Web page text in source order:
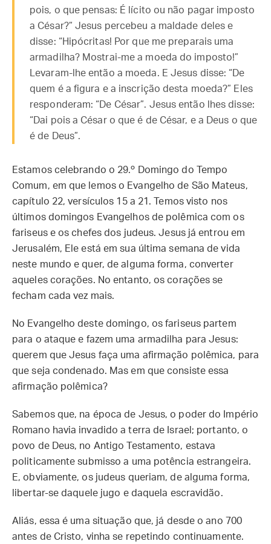
pois, o que pensas: É lícito ou não pagar imposto
a César?” Jesus percebeu a maldade deles e
disse: “Hipócritas! Por que me preparais uma
armadilha? Mostrai-me a moeda do imposto!”
Levaram-lhe então a moeda. E Jesus disse: “De
quem é a figura e a inscrição desta moeda?” Eles
responderam: “De César”. Jesus então lhes disse:
“Dai pois a César o que é de César, e a Deus o que
é de Deus”.
Estamos celebrando o 29.º Domingo do Tempo
Comum, em que lemos o Evangelho de São Mateus,
capítulo 22, versículos 15 a 21. Temos visto nos
últimos domingos Evangelhos de polêmica com os
fariseus e os chefes dos judeus. Jesus já entrou em
Jerusalém, Ele está em sua última semana de vida
neste mundo e quer, de alguma forma, converter
aqueles corações. No entanto, os corações se
fecham cada vez mais.
No Evangelho deste domingo, os fariseus partem
para o ataque e fazem uma armadilha para Jesus:
querem que Jesus faça uma afirmação polêmica, para
que seja condenado. Mas em que consiste essa
afirmação polêmica?
Sabemos que, na época de Jesus, o poder do Império
Romano havia invadido a terra de Israel; portanto, o
povo de Deus, no Antigo Testamento, estava
politicamente submisso a uma potência estrangeira.
E, obviamente, os judeus queriam, de alguma forma,
libertar-se daquele jugo e daquela escravidão.
Aliás, essa é uma situação que, já desde o ano 700
antes de Cristo, vinha se repetindo continuamente.